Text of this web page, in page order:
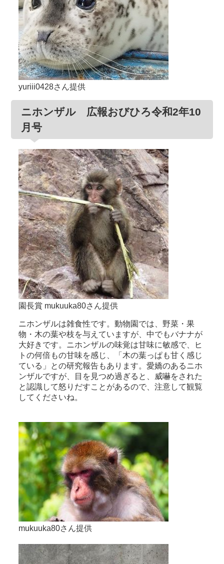
yuriii0428さん提供
ニホンザル 広報おびひろ令和2年10
月号
園長賞 mukuuka80さん提供
ニホンザルは雑食性です。動物園では、野菜・果
物・木の葉や枝を与えていますが、中でもバナナが
大好きです。ニホンザルの味覚は甘味に敏感で、ヒ
トの何倍もの甘味を感じ、「木の葉っぱも甘く感じ
ている」との研究報告もあります。愛嬌のあるニホ
ンザルですが、目を見つめ過ぎると、威嚇をされた
と認識して怒りだすことがあるので、注意して観覧
してくださいね。
mukuuka80さん提供